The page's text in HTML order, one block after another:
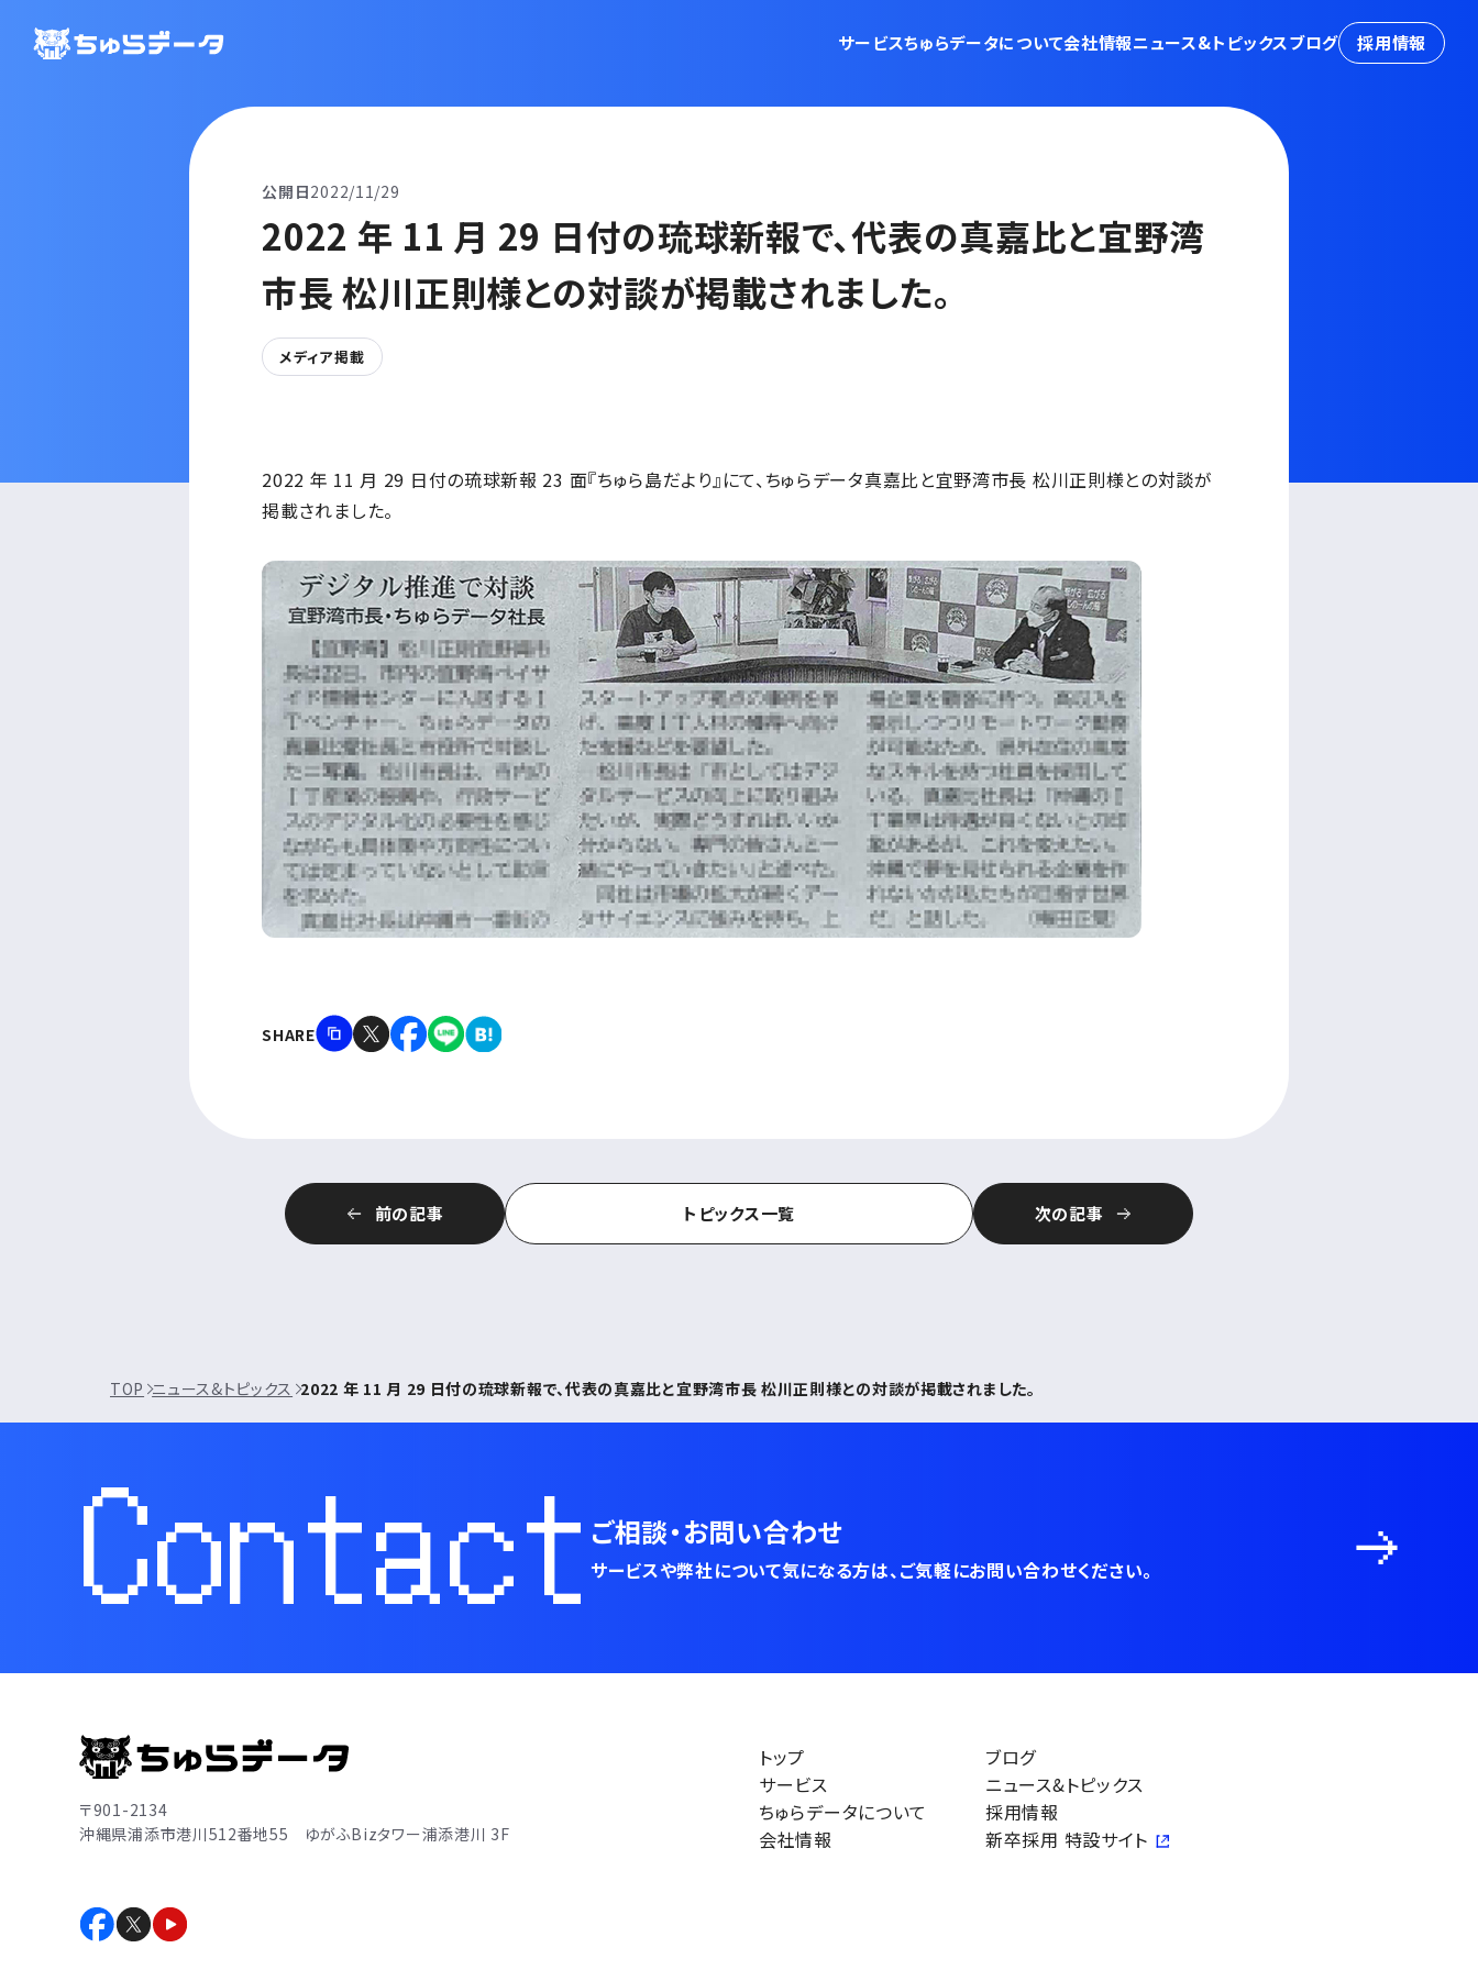
サービスちゅらデータについて会社情報ニュース&トピックスブログ 採用情報
公開日2022/11/29
2022 年 11 月 29 日付の琉球新報で、代表の真嘉比と宜野湾
市長 松川正則様との対談が掲載されました。
メディア掲載
2022 年 11 月 29 日付の琉球新報 23 面『ちゅら島だより』にて、ちゅらデータ真嘉比と宜野湾市長 松川正則様との対談が
掲載されました。
SHARE
前の記事 トピックス一覧 次の記事
TOP ニュース&トピックス 2022 年 11 月 29 日付の琉球新報で、代表の真嘉比と宜野湾市長 松川正則様との対談が掲載されました。
Contact ご相談・お問い合わせ
サービスや弊社について気になる方は、 ご気軽にお問い合わせください。
〒901-2134
沖縄県浦添市港川512番地55 ゆがふBizタワー浦添港川 3F
トップ
ブログ
サービス
ニュース&トピックス
ちゅらデータについて
採用情報
会社情報
新卒採用 特設サイト